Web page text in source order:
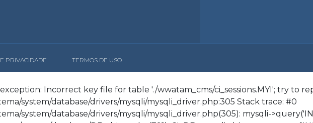
PRIVACIDADE TERMOS DE USO
Incorrect key file for table './wwatam_cms/ci_sessions.MYI'; try to
system/database/drivers/mysqli/mysqli_driver.php:305 Stack trace: #0
system/database/drivers/mysqli/mysqli_driver.php(305): mysqli-